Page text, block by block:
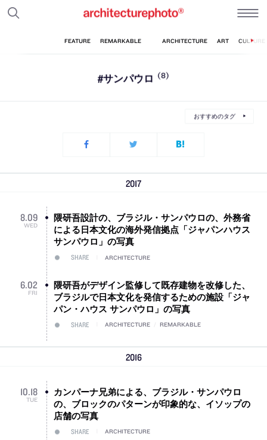
#サンパウロ (8)
おすすめのタグ
2017
8.09
WED
隈研吾設計の、ブラジル・サンパウロの、外務省
による日本文化の海外発信拠点「ジャパンハウス
サンパウロ」の写真
SHARE ARCHITECTURE
6.02
FRI
隈研吾がデザイン監修して既存建物を改修した、
ブラジルで日本文化を発信するための施設「ジャ
パン・ハウス サンパウロ」の写真
SHARE ARCHITECTURE REMARKABLE
2016
10.18
TUE
カンパーナ兄弟による、ブラジル・サンパウロ
の、ブロックのパターンが印象的な、イソップの
店舗の写真
SHARE ARCHITECTURE